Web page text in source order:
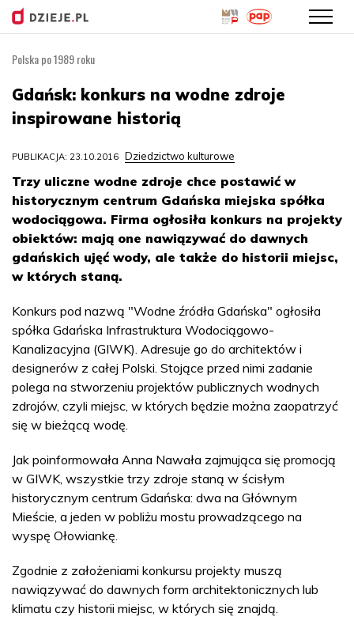
treści
Polska po 1989 roku
Gdańsk: konkurs na wodne zdroje
inspirowane historią
PUBLIKACJA: 23.10.2016 Dziedzictwo kulturowe
Trzy uliczne wodne zdroje chce postawić w
historycznym centrum Gdańska miejska spółka
wodociągowa. Firma ogłosiła konkurs na projekty
obiektów: mają one nawiązywać do dawnych
gdańskich ujęć wody, ale także do historii miejsc,
w których staną.
Konkurs pod nazwą "Wodne źródła Gdańska" ogłosiła
spółka Gdańska Infrastruktura Wodociągowo-
Kanalizacyjna (GIWK). Adresuje go do architektów i
designerów z całej Polski. Stojące przed nimi zadanie
polega na stworzeniu projektów publicznych wodnych
zdrojów, czyli miejsc, w których będzie można zaopatrzyć
się w bieżącą wodę.
Jak poinformowała Anna Nawała zajmująca się promocją
w GIWK, wszystkie trzy zdroje staną w ścisłym
historycznym centrum Gdańska: dwa na Głównym
Mieście, a jeden w pobliżu mostu prowadzącego na
wyspę Ołowiankę.
Zgodnie z założeniami konkursu projekty muszą
nawiązywać do dawnych form architektonicznych lub
klimatu czy historii miejsc, w których się znajdą.